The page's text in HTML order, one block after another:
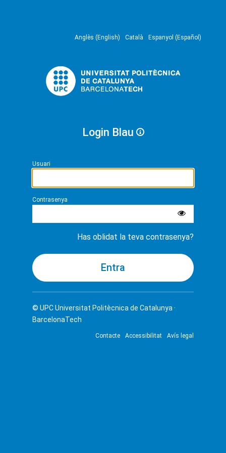
Anglès (English) Català Espanyol (Español)
Login Blau
Usuari
Contrasenya
Has oblidat la teva contrasenya?
© UPCUniversitat Politècnica de Catalunya ·
BarcelonaTech
Contacte Accessibilitat Avís legal